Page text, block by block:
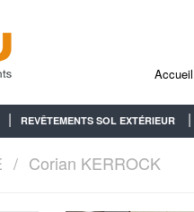
Accueil
REVÊTEMENTS SOL EXTÉRIEUR
Corian KERROCK